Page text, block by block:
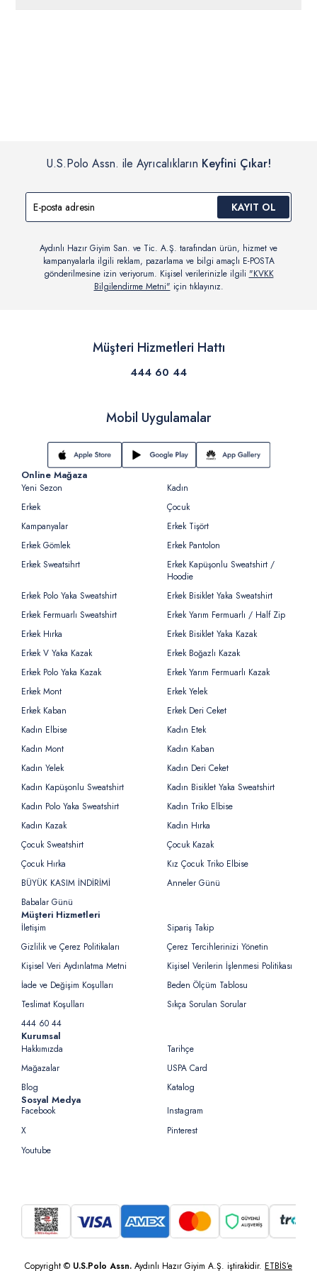
U.S.Polo Assn. ile Ayrıcalıkların Keyfini Çıkar!
KAYIT OL
Aydınlı Hazır Giyim San. ve Tic. A.Ş. tarafından ürün, hizmet ve
kampanyalarla ilgili reklam, pazarlama ve bilgi amaçlı E-POSTA
gönderilmesine izin veriyorum. Kişisel verilerinizle ilgili "KVKK
Bilgilendirme Metni" için tıklayınız.
Müşteri Hizmetleri Hattı
444 60 44
Mobil Uygulamalar
Online Mağaza
Yeni Sezon
Kadın
Erkek
Çocuk
Kampanyalar
Erkek Tişört
Erkek Gömlek
Erkek Pantolon
Erkek Sweatsihrt
Erkek Kapüşonlu Sweatshirt /
Hoodie
Erkek Polo Yaka Sweatshirt
Erkek Bisiklet Yaka Sweatshirt
Erkek Fermuarlı Sweatshirt
Erkek Yarım Fermuarlı / Half Zip
Erkek Hırka
Erkek Bisiklet Yaka Kazak
Erkek V Yaka Kazak
Erkek Boğazlı Kazak
Erkek Polo Yaka Kazak
Erkek Yarım Fermuarlı Kazak
Erkek Mont
Erkek Yelek
Erkek Kaban
Erkek Deri Ceket
Kadın Elbise
Kadın Etek
Kadın Mont
Kadın Kaban
Kadın Yelek
Kadın Deri Ceket
Kadın Kapüşonlu Sweatshirt
Kadın Bisiklet Yaka Sweatshirt
Kadın Polo Yaka Sweatshirt
Kadın Triko Elbise
Kadın Kazak
Kadın Hırka
Çocuk Sweatshirt
Çocuk Kazak
Çocuk Hırka
Kız Çocuk Triko Elbise
BÜYÜK KASIM İNDİRİMİ
Anneler Günü
Babalar Günü
Müşteri Hizmetleri
İletişim
Sipariş Takip
Gizlilik ve Çerez Politikaları
Çerez Tercihlerinizi Yönetin
Kişisel Veri Aydınlatma Metni
Kişisel Verilerin İşlenmesi Politikası
İade ve Değişim Koşulları
Beden Ölçüm Tablosu
Teslimat Koşulları
Sıkça Sorulan Sorular
444 60 44
Kurumsal
Hakkımızda
Tarihçe
Mağazalar
USPA Card
Blog
Katalog
Sosyal Medya
Facebook
Instagram
X
Pinterest
Youtube
Copyright © U.S.Polo Assn. Aydınlı Hazır Giyim A.Ş. iştirakidir. ETBİS’e